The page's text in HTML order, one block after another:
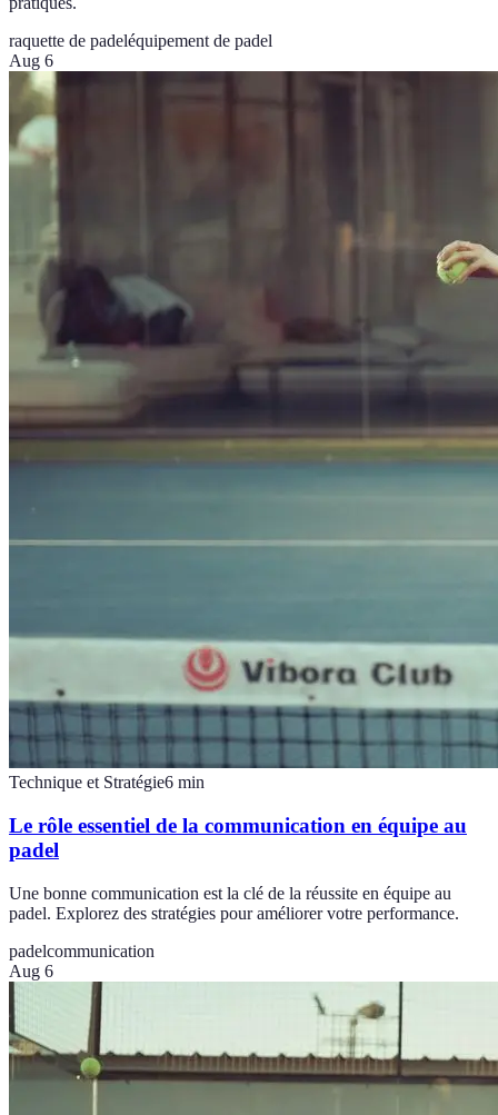
raquette de padeléquipement de padel
Aug 6
Technique et Stratégie6 min
Le rôle essentiel de la communication en équipe au
padel
Une bonne communication est la clé de la réussite en équipe au
padel. Explorez des stratégies pour améliorer votre performance.
padelcommunication
Aug 6